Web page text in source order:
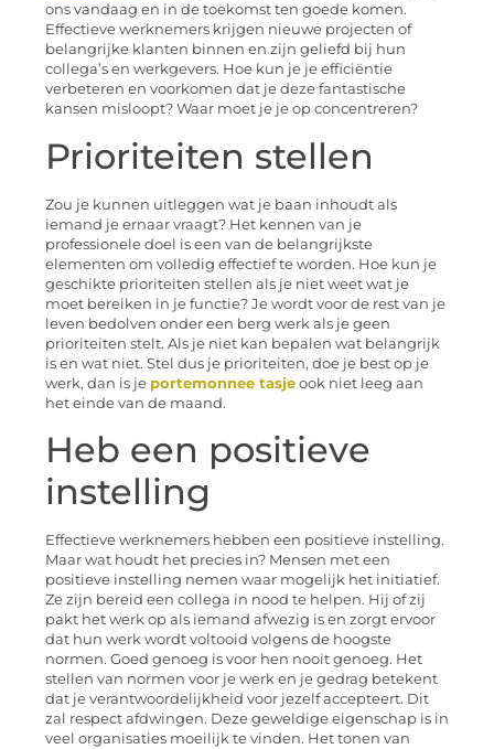
ons vandaag en in de toekomst ten goede komen.
Effectieve werknemers krijgen nieuwe projecten of
belangrijke klanten binnen en zijn geliefd bij hun
collega’s en werkgevers. Hoe kun je je efficiëntie
verbeteren en voorkomen dat je deze fantastische
kansen misloopt? Waar moet je je op concentreren?
Prioriteiten stellen
Zou je kunnen uitleggen wat je baan inhoudt als
iemand je ernaar vraagt? Het kennen van je
professionele doel is een van de belangrijkste
elementen om volledig effectief te worden. Hoe kun je
geschikte prioriteiten stellen als je niet weet wat je
moet bereiken in je functie? Je wordt voor de rest van je
leven bedolven onder een berg werk als je geen
prioriteiten stelt. Als je niet kan bepalen wat belangrijk
is en wat niet. Stel dus je prioriteiten, doe je best op je
werk, dan is je portemonnee tasje ook niet leeg aan
het einde van de maand.
Heb een positieve
instelling
Effectieve werknemers hebben een positieve instelling.
Maar wat houdt het precies in? Mensen met een
positieve instelling nemen waar mogelijk het initiatief.
Ze zijn bereid een collega in nood te helpen. Hij of zij
pakt het werk op als iemand afwezig is en zorgt ervoor
dat hun werk wordt voltooid volgens de hoogste
normen. Goed genoeg is voor hen nooit genoeg. Het
stellen van normen voor je werk en je gedrag betekent
dat je verantwoordelijkheid voor jezelf accepteert. Dit
zal respect afdwingen. Deze geweldige eigenschap is in
veel organisaties moeilijk te vinden. Het tonen van